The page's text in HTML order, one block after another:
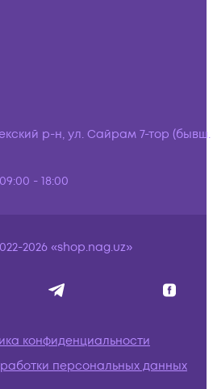
р-н, ул. Сайрам 7-тор (бывш.
- 18:00
2026 «shop.nag.uz»
конфиденциальности
персональных данных